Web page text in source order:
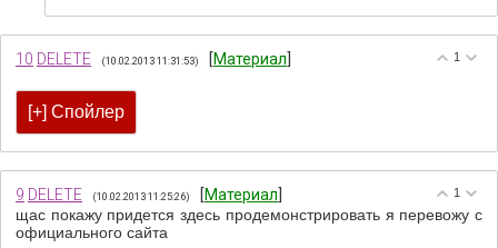
1
10 DELETE (10.02.2013 11:31:53) [Материал
1
9 DELETE (10.02.2013 11:25:26) [Материал
щас покажу придется здесь продемонстрировать я перевожу с
официального сайта